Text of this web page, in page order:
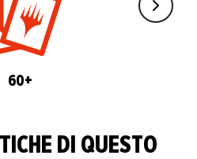
60+
DI QUESTO